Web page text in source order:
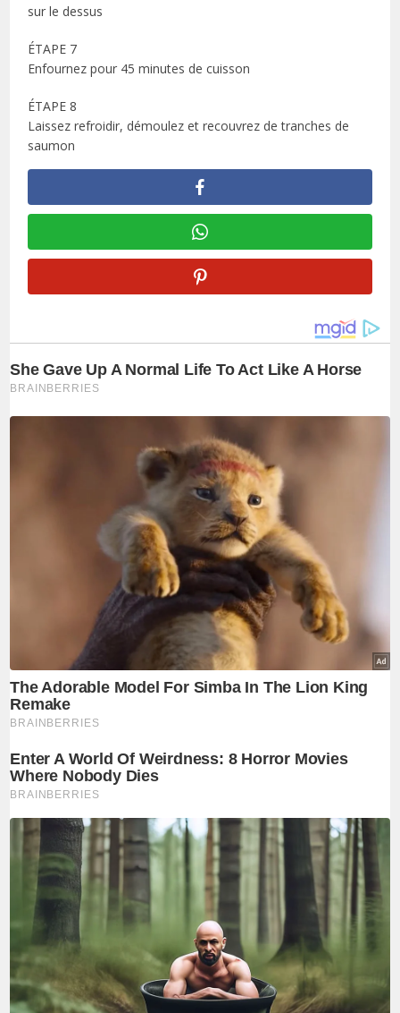
sur le dessus
ÉTAPE 7
Enfournez pour 45 minutes de cuisson
ÉTAPE 8
Laissez refroidir, démoulez et recouvrez de tranches de
saumon